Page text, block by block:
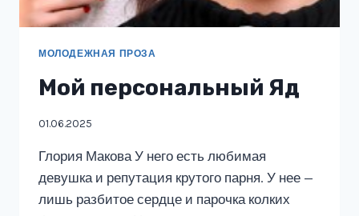
МОЛОДЕЖНАЯ ПРОЗА
Мой персональный Яд
01.06.2025
Глория Макова У него есть любимая
девушка и репутация крутого парня. У нее —
лишь разбитое сердце и парочка колких